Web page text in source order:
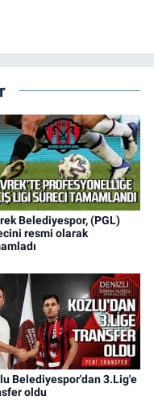
Belediyespor, (PGL)
resmi olarak
Belediyespor'dan 3.Lig'e
oldu